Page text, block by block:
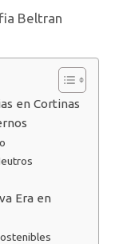
Beltran
en Cortinas
Era en